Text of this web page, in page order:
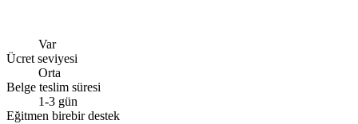
Var
Ücret seviyesi
Orta
Belge teslim süresi
1-3 gün
Eğitmen birebir destek